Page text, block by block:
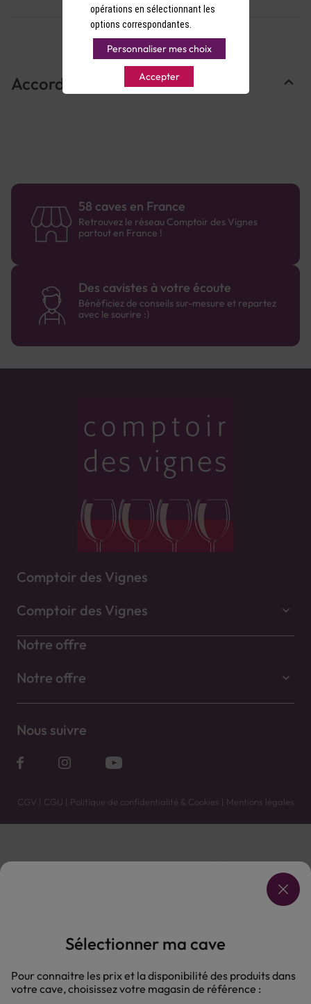
Accords Mets & Vins
58 caves en France
Retrouvez le réseau Comptoir des Vignes
partout en France !
Des cavistes à votre écoute
Bénéficiez de conseils sur-mesure et repartez
avec le sourire :)
Comptoir des Vignes
Comptoir des Vignes
Notre offre
Notre offre
Nous suivre
CGV | CGU | Politique de confidentialité & Cookies | Mentions légales
Vente uniquement en caves. Contactez votre caviste pour plus de renseignements.
L'ABUS D'ALCOOL EST DANGEREUX POUR LA SANTÉ, À CONSOMMER AVEC MODÉRATION.
Sélectionner ma cave
Pour connaitre les prix et la disponibilité des produits dans
votre cave, choisissez votre magasin de référence :
opérations en sélectionnant les
options correspondantes.
Personnaliser mes choix
Accepter